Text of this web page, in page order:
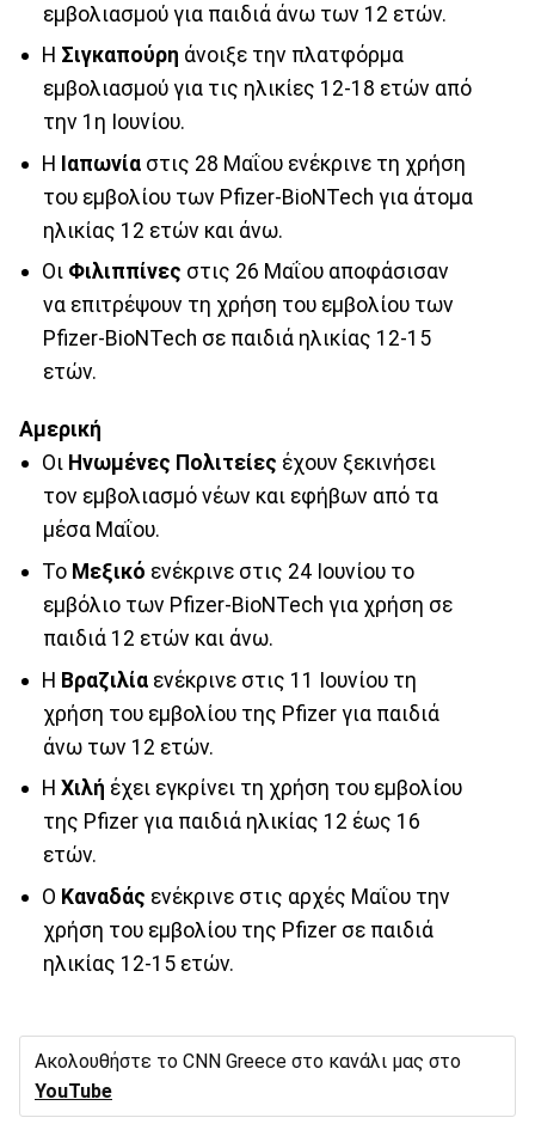
εμβολιασμού για παιδιά άνω των 12 ετών.
Η Σιγκαπούρη άνοιξε την πλατφόρμα
εμβολιασμού για τις ηλικίες 12-18 ετών από
την 1η Ιουνίου.
Η Ιαπωνίαστις 28 Μαΐου ενέκρινε τη χρήση
του εμβολίου των Pfizer-BioNTech για άτομα
ηλικίας 12 ετών και άνω.
Οι Φιλιππίνες στις 26 Μαΐου αποφάσισαν
να επιτρέψουν τη χρήση του εμβολίου των
Pfizer-BioNTech σε παιδιά ηλικίας 12-15
ετών.
Αμερική
ΟιΗνωμένες Πολιτείες έχουν ξεκινήσει
τον εμβολιασμό νέων και εφήβων από τα
μέσα Μαΐου.
Το Μεξικό ενέκρινε στις 24 Ιουνίου το
εμβόλιο των Pfizer-BioNTech για χρήση σε
παιδιά 12 ετών και άνω.
Η Βραζιλίαενέκρινε στις 11 Ιουνίου τη
χρήση του εμβολίου της Pfizer για παιδιά
άνω των 12 ετών.
Η Χιλή έχει εγκρίνει τη χρήση του εμβολίου
της Pfizer για παιδιά ηλικίας 12 έως 16
ετών.
Ο Καναδάς ενέκρινε στις αρχές Μαΐου την
χρήση του εμβολίου της Pfizer σε παιδιά
ηλικίας 12-15 ετών.
Ακολουθήστε το CNN Greece στο κανάλι μας στο
YouTube